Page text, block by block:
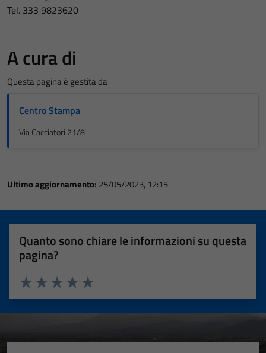
Tel. 333 9823620
A cura di
Questa pagina è gestita da
Centro Stampa
Via Cacciatori 21/8
Ultimo aggiornamento: 25/05/2023, 12:15
Quanto sono chiare le informazioni su questa
pagina?
Valuta 5 stelle su 5
Valuta 4 stelle su 5
Valuta 3 stelle su 5
Valuta 2 stelle su 5
Valuta 1 stelle su 5